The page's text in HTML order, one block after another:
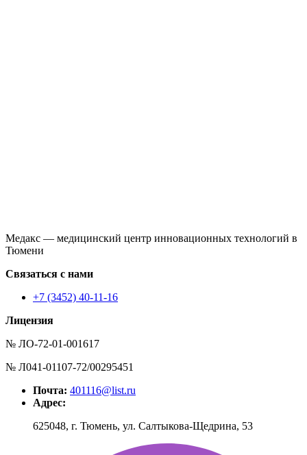
Медакс — медицинский центр инновационных технологий в
Тюмени
Связаться с нами
+7 (3452) 40-11-16
Лицензия
№ ЛО-72-01-001617
№ Л041-01107-72/00295451
Почта: 401116@list.ru
Адрес:
625048, г. Тюмень, ул. Салтыкова-Щедрина, 53